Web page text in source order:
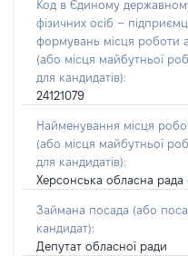
Код в Єдиному
фізичних осіб –
формувань місця роботи
(або місця майбутньої
для кандидатів):
24121079
Найменування місця
(або місця майбутньої
для кандидатів):
Херсонська обласна рада
Займана посада (або
кандидат):
Депутат обласної ради